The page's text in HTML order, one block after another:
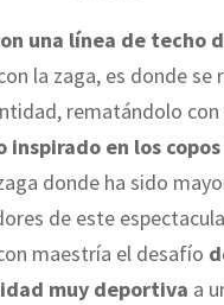
una línea de techo
la zaga, es donde se
rematándolo con
inspirado en los
donde ha sido
de este
maestría el desafío
muy deportiva a